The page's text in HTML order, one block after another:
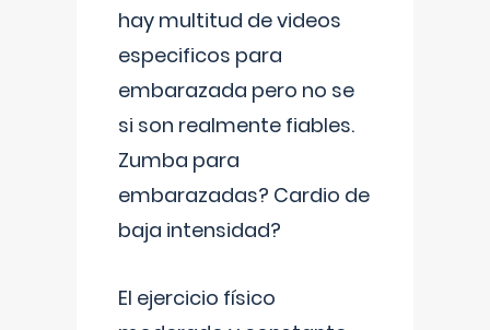
hay multitud de videos
especificos para
embarazada pero no se
si son realmente fiables.
Zumba para
embarazadas? Cardio de
baja intensidad?
El ejercicio físico